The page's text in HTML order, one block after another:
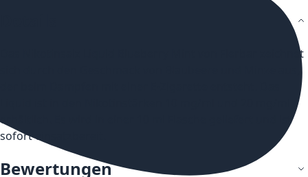
Das Nikotinsalz Liquid Blueberry Mint von Flerbar zeichnet
erhältlich. Es wird in einer 10 ml Flasche geliefert und ist
sofort einsatzbereit.
Bewertungen